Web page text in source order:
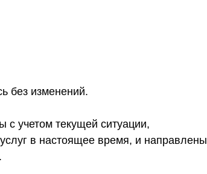
без изменений.
с учетом текущей ситуации,
в настоящее время, и направлены